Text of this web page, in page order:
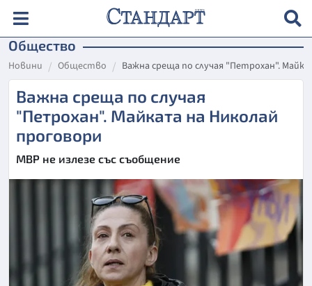
Общество
Новини Общество Важна среща по случая "Петрохан".
Важна среща по случая
"Петрохан". Майката на Николай
проговори
МВР не излезе със съобщение